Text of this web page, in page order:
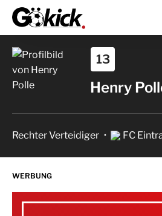
13
Henry
Rechter Verteidiger FC
WERBUNG